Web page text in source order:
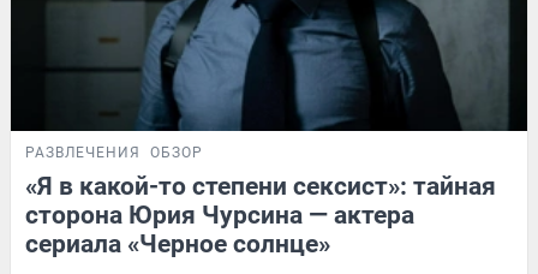
РАЗВЛЕЧЕНИЯ ОБЗОР
«Я в какой-то степени сексист»: тайная
сторона Юрия Чурсина — актера
сериала «Черное солнце»